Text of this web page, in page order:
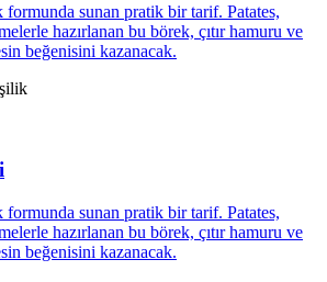
sunan pratik bir tarif. Patates,
hazırlanan bu börek, çıtır hamuru ve
beğenisini kazanacak.
sunan pratik bir tarif. Patates,
hazırlanan bu börek, çıtır hamuru ve
beğenisini kazanacak.